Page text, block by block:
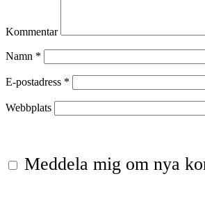
Kommentar
Namn *
E-postadress *
Webbplats
Meddela mig om nya